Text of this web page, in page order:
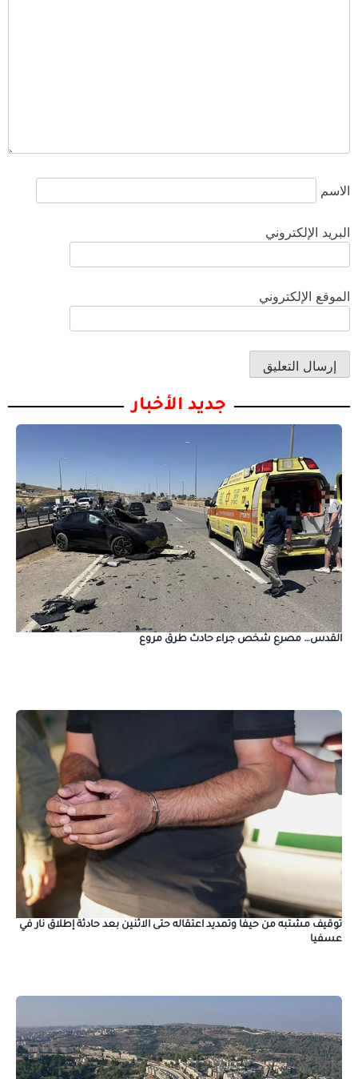
الاسم
البريد الإلكتروني
الموقع الإلكتروني
جديد الأخبار
القدس… مصرع شخص جراء حادث طرق مروع
توقيف مشتبه من حيفا وتمديد اعتقاله حتى الاثنين بعد حادثة إطلاق نار في
عسفيا